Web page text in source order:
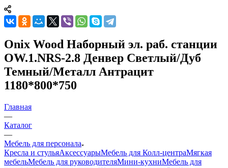
Onix Wood Наборный эл. раб. станции
OW.1.NRS-2.8 Денвер Светлый/Дуб
Темный/Металл Антрацит
1180*800*750
Главная
—
Каталог
—
Мебель для персонала
Кресла и стульяАксессуарыМебель для Колл-центраМягкая
мебельМебель для руководителяМини-кухниМебель для